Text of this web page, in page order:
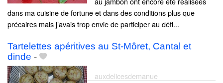
dans ma cuisine de fortune et dans des conditions plus que
précaires mais j’avais trop envie de participer au défi...
Tartelettes apéritives au St-Môret, Cantal et
dinde -
auxdelicesdemanue